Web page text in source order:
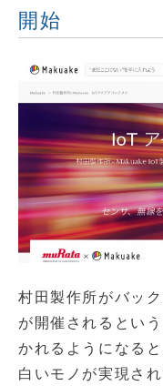
開始
村田製作所がバッ
が開催されるとい
かれるようになる
白いモノが実現さ